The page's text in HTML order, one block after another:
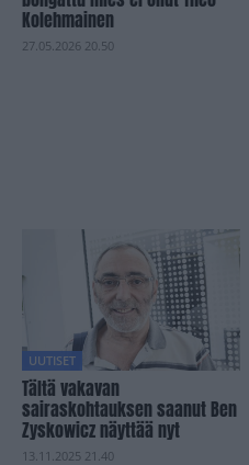
Kolehmainen
27.05.2026 20.50
UUTISET
Tältä vakavan
sairaskohtauksen saanut Ben
Zyskowicz näyttää nyt
13.11.2025 21.40